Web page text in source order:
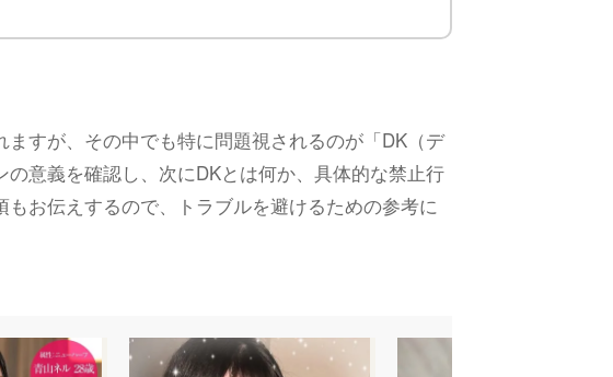
すが、その中でも特に問題視されるのが「DK（デ
意義を確認し、次にDKとは何か、具体的な禁止行
お伝えするので、トラブルを避けるための参考に